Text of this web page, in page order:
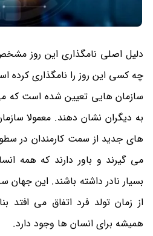
دلیل اصلی نامگذاری این روز
چه کسی این روز را نامگذاری کرده
سازمان هایی تعیین شده است که
به دیگران نشان دهند. معمولا
های جدید از سمت کارمندان در
می گیرند و باور دارند که همه
بسیار نادر داشته باشند. این جهان
از زمان تولد فرد اتفاق می افتد
همیشه برای انسان ها وجود دارد.